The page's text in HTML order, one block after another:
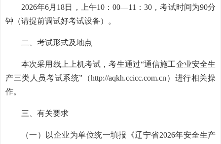
2026年6月18日，上午10：00—11：30，考试时间为90分
钟（请提前调试好考试设备）
。
二、考试形式及地点
本次采用线上上机考试，考生通过“通信施工企业安全生
产三类人员考试系统”（http://aqkh.ccicc.com.cn）进行相关操
作。
三、有关要求
（一）以企业为单位统一填报《辽宁省2026年安全生产